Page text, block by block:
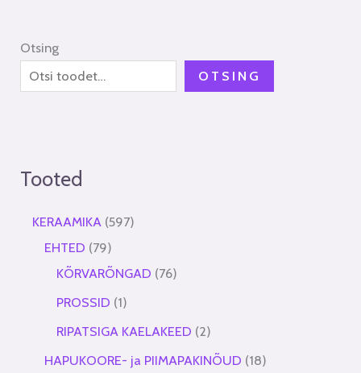
Otsing
OTSING
Tooted
KERAAMIKA 597
EHTED 79
KÕRVARÕNGAD 76
PROSSID 1
RIPATSIGA KAELAKEED 2
HAPUKOORE- ja PIIMAPAKINÕUD 18